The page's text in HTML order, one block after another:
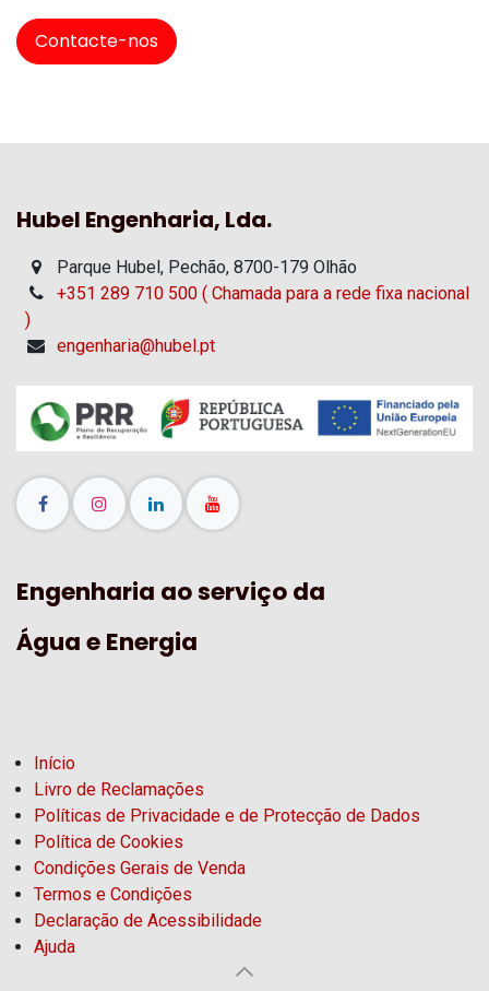
Contacte-nos
Hubel Engenharia, Lda.
Parque Hubel, Pechão, 8700-179 Olhão
+351 289 710 500 ( Chamada para a rede fixa nacional
)
engenharia@hubel.pt
Engenharia ao serviço da
Água e Energia
Início
Livro de Reclamações
Políticas de Privacidade e de Protecção de Dados
Política de Cookies
Condições Gerais de Venda
Termos e Condições
Declaração de Acessibilidade
Ajuda